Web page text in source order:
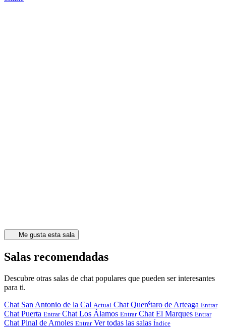
Me gusta esta sala
Salas recomendadas
Descubre otras salas de chat populares que pueden ser interesantes
para ti.
Chat San Antonio de la Cal Actual Chat Querétaro de Arteaga Entrar
Chat Puerta Entrar Chat Los Álamos Entrar Chat El Marques Entrar
Chat Pinal de Amoles Entrar Ver todas las salas Índice